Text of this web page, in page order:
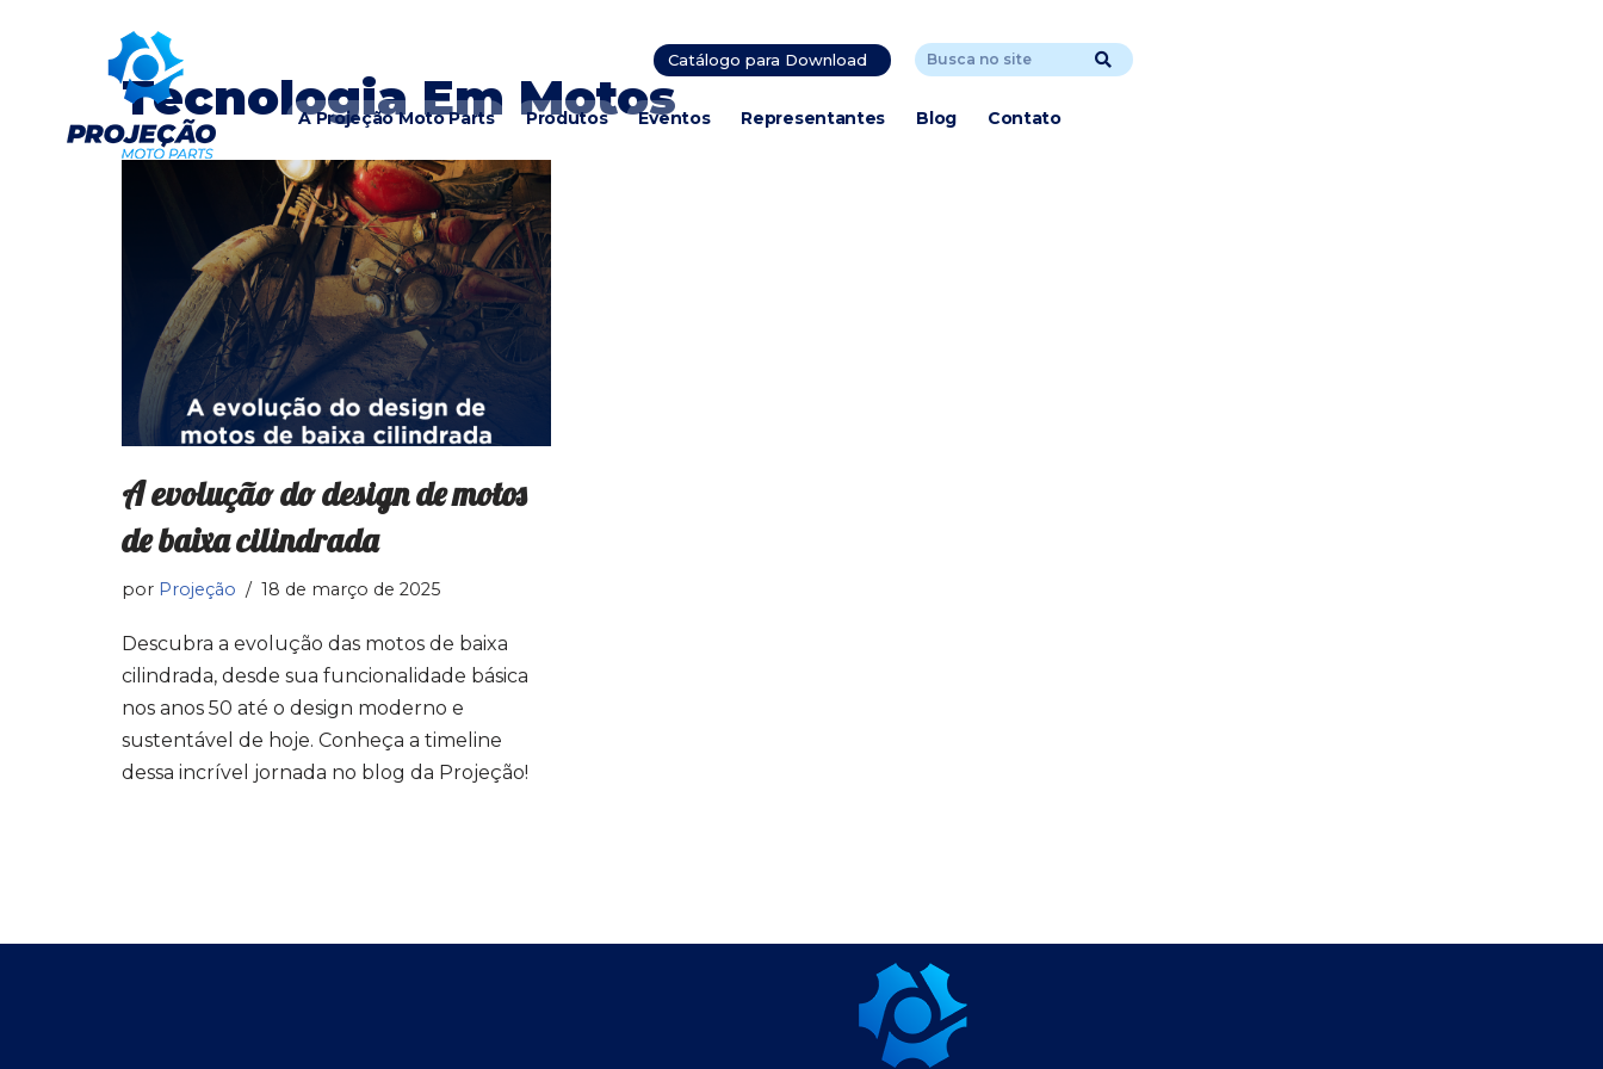
Catálogo para Download
A Projeção Moto Parts Produtos Eventos Representantes Blog Contato
Tecnologia Em Motos
A evolução do design de motos
de baixa cilindrada
por Projeção 18 de março de 2025
Descubra a evolução das motos de baixa
cilindrada, desde sua funcionalidade básica
nos anos 50 até o design moderno e
sustentável de hoje. Conheça a timeline
dessa incrível jornada no blog da Projeção!